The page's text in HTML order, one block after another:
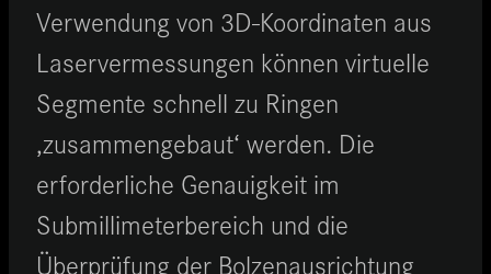
Verwendung von 3D-Koordinaten aus
Laservermessungen können virtuelle
Segmente schnell zu Ringen
‚zusammengebaut‘ werden. Die
erforderliche Genauigkeit im
Submillimeterbereich und die
Überprüfung der Bolzenausrichtung